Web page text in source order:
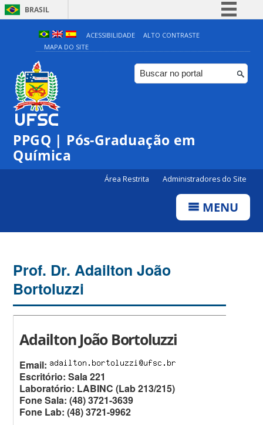
BRASIL
Simplifique!
Comunica BR
Participe
ACESSIBILIDADE
ALTO CONTRASTE
MAPA DO SITE
PPGQ | Pós-Graduação em
Química
Área Restrita Administradores do Site
MENU
Prof. Dr. Adailton João
Bortoluzzi
Adailton João Bortoluzzi
Email:
Escritório: Sala 221
Laboratório: LABINC (Lab 213/215)
Fone Sala: (48) 3721-3639
Fone Lab: (48) 3721-9962